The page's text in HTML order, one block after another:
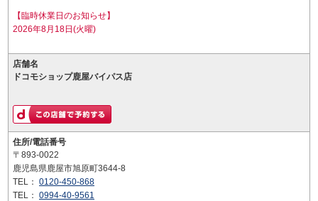
【臨時休業日のお知らせ】
2026年8月18日(火曜)
店舗名
ドコモショップ鹿屋バイパス店
住所/電話番号
〒893-0022
鹿児島県鹿屋市旭原町3644-8
TEL： 0120-450-868
TEL： 0994-40-9561